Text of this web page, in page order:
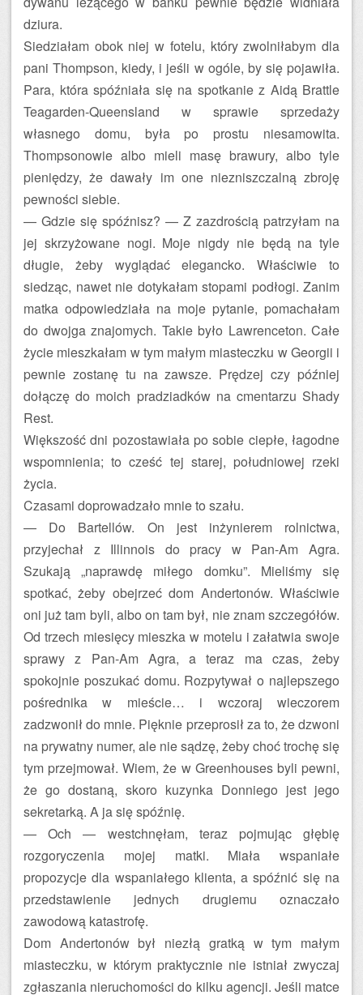
dziura.
Siedziałam obok niej w fotelu, który zwolniłabym dla
pani Thompson, kiedy, i jeśli w ogóle, by się pojawiła.
Para, która spóźniała się na spotkanie z Aidą Brattle
Teagarden-Queensland w sprawie sprzedaży
własnego domu, była po prostu niesamowita.
Thompsonowie albo mieli masę brawury, albo tyle
pieniędzy, że dawały im one niezniszczalną zbroję
pewności siebie.
— Gdzie się spóźnisz? — Z zazdrością patrzyłam na
jej skrzyżowane nogi. Moje nigdy nie będą na tyle
długie, żeby wyglądać elegancko. Właściwie to
siedząc, nawet nie dotykałam stopami podłogi. Zanim
matka odpowiedziała na moje pytanie, pomachałam
do dwojga znajomych. Takie było Lawrenceton. Całe
życie mieszkałam w tym małym miasteczku w Georgii i
pewnie zostanę tu na zawsze. Prędzej czy później
dołączę do moich pradziadków na cmentarzu Shady
Rest.
Większość dni pozostawiała po sobie ciepłe, łagodne
wspomnienia; to cześć tej starej, południowej rzeki
życia.
Czasami doprowadzało mnie to szału.
— Do Bartellów. On jest inżynierem rolnictwa,
przyjechał z Illinnois do pracy w Pan-Am Agra.
Szukają „naprawdę miłego domku”. Mieliśmy się
spotkać, żeby obejrzeć dom Andertonów. Właściwie
oni już tam byli, albo on tam był, nie znam szczegółów.
Od trzech miesięcy mieszka w motelu i załatwia swoje
sprawy z Pan-Am Agra, a teraz ma czas, żeby
spokojnie poszukać domu. Rozpytywał o najlepszego
pośrednika w mieście… i wczoraj wieczorem
zadzwonił do mnie. Pięknie przeprosił za to, że dzwoni
na prywatny numer, ale nie sądzę, żeby choć trochę się
tym przejmował. Wiem, że w Greenhouses byli pewni,
że go dostaną, skoro kuzynka Donniego jest jego
sekretarką. A ja się spóźnię.
— Och — westchnęłam, teraz pojmując głębię
rozgoryczenia mojej matki. Miała wspaniałe
propozycje dla wspaniałego klienta, a spóźnić się na
przedstawienie jednych drugiemu oznaczało
zawodową katastrofę.
Dom Andertonów był niezłą gratką w tym małym
miasteczku, w którym praktycznie nie istniał zwyczaj
zgłaszania nieruchomości do kilku agencji. Jeśli matce